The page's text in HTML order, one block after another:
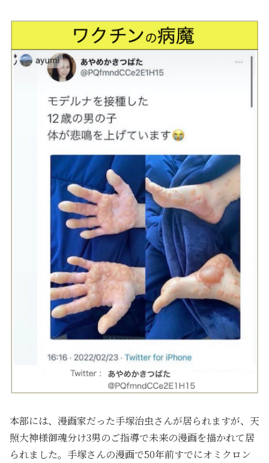
本部には、漫画家だった手塚治虫さんが居られますが、天
照大神様御魂分け3男のご指導で未来の漫画を描かれて居
られました。手塚さんの漫画で50年前すでにオミクロン